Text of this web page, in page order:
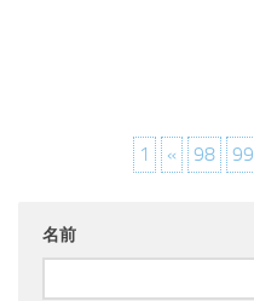
1 « 98 99
名前